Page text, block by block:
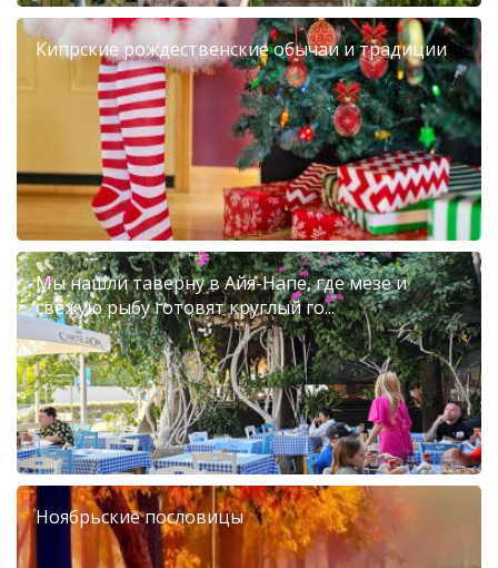
Кипрские рождественские обычаи и традиции
Мы нашли таверну в Айя-Напе, где мезе и
свежую рыбу готовят круглый го...
Ноябрьские пословицы